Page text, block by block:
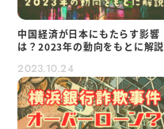
中国経済が日本にもたらす影響
は？2023年の動向をもとに解説
2023.10.24